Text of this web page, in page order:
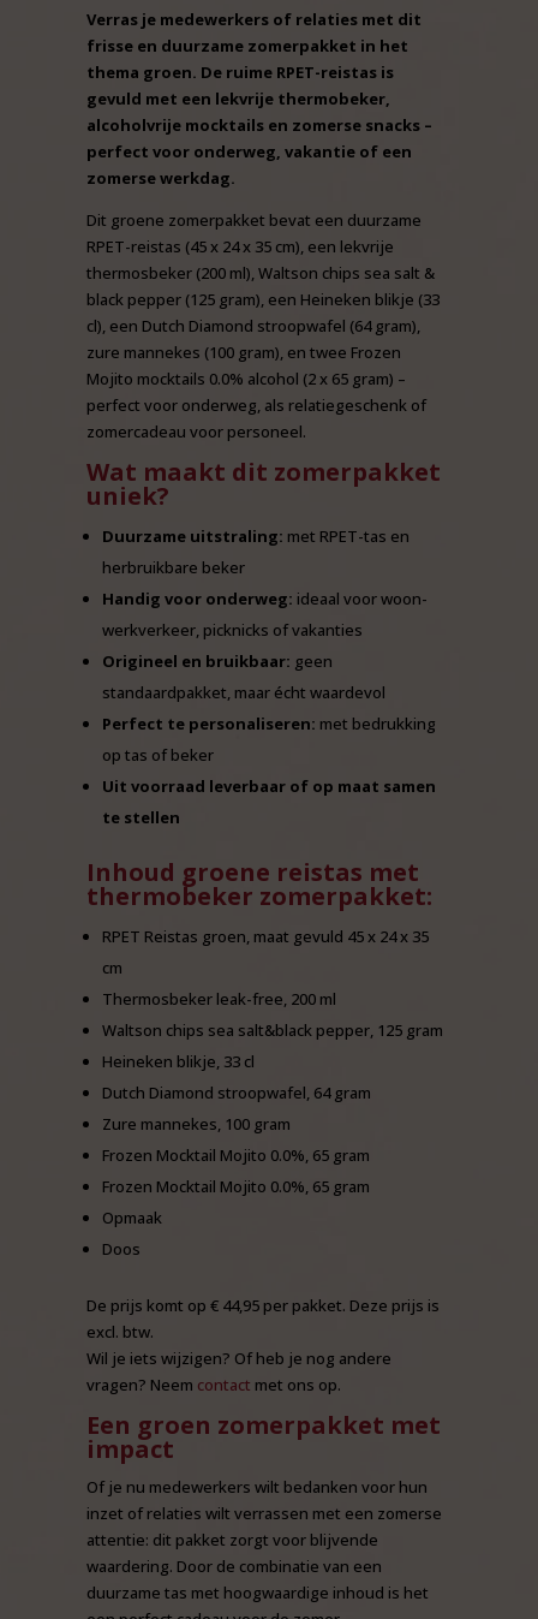
Verras je medewerkers of relaties met dit
frisse en duurzame zomerpakket in het
thema groen. De ruime RPET-reistas is
gevuld met een lekvrije thermobeker,
alcoholvrije mocktails en zomerse snacks –
perfect voor onderweg, vakantie of een
zomerse werkdag.
Dit groene zomerpakket bevat een duurzame
RPET-reistas (45 x 24 x 35 cm), een lekvrije
thermosbeker (200 ml), Waltson chips sea salt &
black pepper (125 gram), een Heineken blikje (33
cl), een Dutch Diamond stroopwafel (64 gram),
zure mannekes (100 gram), en twee Frozen
Mojito mocktails 0.0% alcohol (2 x 65 gram) –
perfect voor onderweg, als relatiegeschenk of
zomercadeau voor personeel.
Wat maakt dit zomerpakket
uniek?
Duurzame uitstraling: met RPET-tas en
herbruikbare beker
Handig voor onderweg: ideaal voor woon-
werkverkeer, picknicks of vakanties
Origineel en bruikbaar: geen
standaardpakket, maar écht waardevol
Perfect te personaliseren: met bedrukking
op tas of beker
Uit voorraad leverbaar of op maat samen
te stellen
Inhoud groene reistas met
thermobeker zomerpakket:
RPET Reistas groen, maat gevuld 45 x 24 x 35
cm
Thermosbeker leak-free, 200 ml
Waltson chips sea salt&black pepper, 125 gram
Heineken blikje, 33 cl
Dutch Diamond stroopwafel, 64 gram
Zure mannekes, 100 gram
Frozen Mocktail Mojito 0.0%, 65 gram
Frozen Mocktail Mojito 0.0%, 65 gram
Opmaak
Doos
De prijs komt op € 44,95 per pakket. Deze prijs is
excl. btw.
Wil je iets wijzigen? Of heb je nog andere
vragen? Neem contact met ons op.
Een groen zomerpakket met
impact
Of je nu medewerkers wilt bedanken voor hun
inzet of relaties wilt verrassen met een zomerse
attentie: dit pakket zorgt voor blijvende
waardering. Door de combinatie van een
duurzame tas met hoogwaardige inhoud is het